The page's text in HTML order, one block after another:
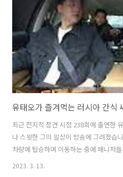
복기간을 갖는 것을 추천함) 식단표 아
채소), 과일(옵션) 점심: 계란2개, 채소
유태오가 즐겨먹는 러시아 간식
최근 전지적 참견 시점 238회에 출연한
나 스윗한 그의 일상이 방송에 그려졌습
차량에 탑승하며 이동하는 중에 매니저
이 있었습니다. 바로 러시아의 간식으로
2023. 3. 13.